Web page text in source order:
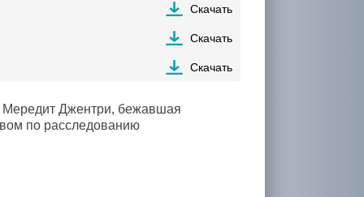
Скачать
Скачать
Скачать
Мередит Джентри, бежавшая
по расследованию